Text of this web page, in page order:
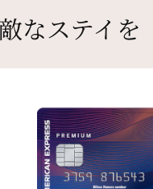
なステイを